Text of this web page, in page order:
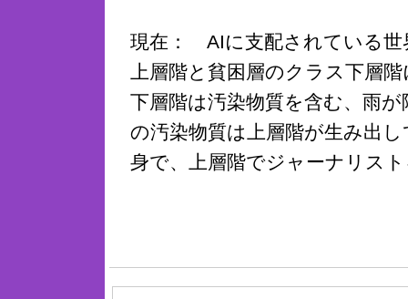
現在： AIに支配されている世
上層階と貧困層のクラス下層
下層階は汚染物質を含む、雨
の汚染物質は上層階が生み出
身で、上層階でジャーナリス